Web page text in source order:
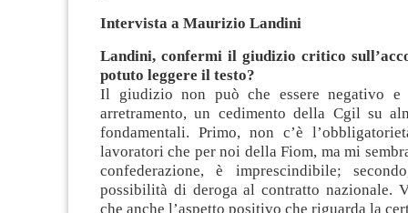
Intervista a Maurizio Landini
Landini, confermi il giudizio critico
potuto leggere il testo?
Il giudizio non può che essere negativo e
arretramento, un cedimento della Cgil su
fondamentali. Primo, non c’è
lavoratori che per noi della Fiom, ma mi
confederazione, è imprescindibile;
possibilità di deroga al contratto nazionale.
che anche l’aspetto positivo che riguarda la